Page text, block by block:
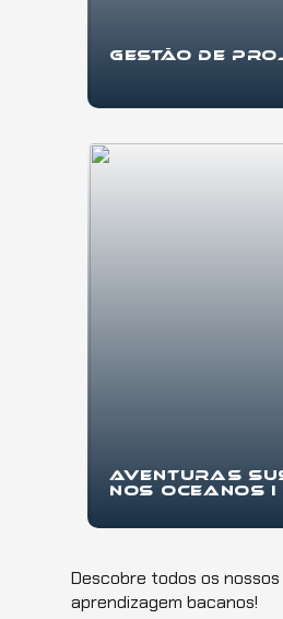
Gestão de
Se você quer aprender
startups...
Aventuras
nos Oceanos I
Bem-vindo à "Aventuras
maravi...
Descobre todos os
aprendizagem bacanos!